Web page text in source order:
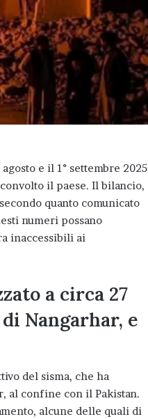
e il 1° settembre 2025
il paese. Il bilancio,
quanto comunicato
numeri possano
inaccessibili ai
a circa 27
Nangarhar, e
del sisma, che ha
al confine con il Pakistan.
alcune delle quali di